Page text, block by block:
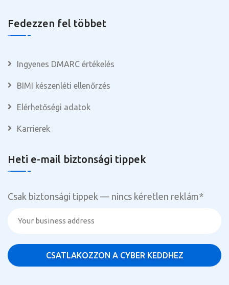
Fedezzen fel többet
Ingyenes DMARC értékelés
BIMI készenléti ellenőrzés
Elérhetőségi adatok
Karrierek
Heti e-mail biztonsági tippek
Csak biztonsági tippek — nincs kéretlen reklám*